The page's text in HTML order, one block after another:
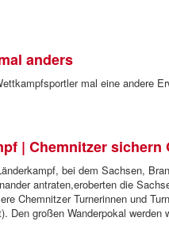
anders
mal eine andere
| Chemnitzer sichern
bei dem Sachsen,
antraten,eroberten die
Chemnitzer Turnerinnen und
Den großen Wanderpokal